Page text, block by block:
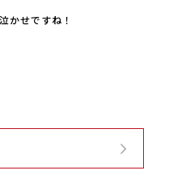
かせですね！